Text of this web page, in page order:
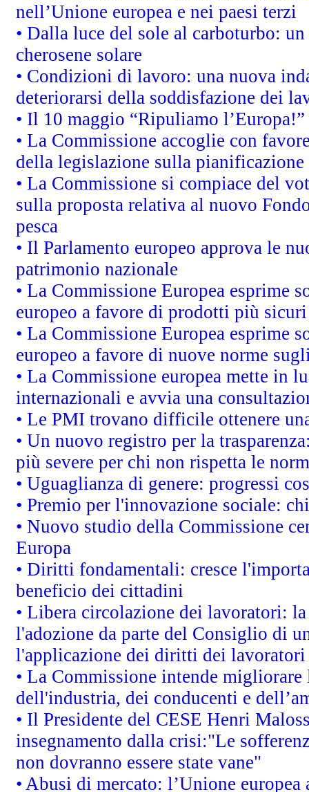
nell’Unione europea e nei paesi terzi
• Dalla luce del sole al carboturbo:
cherosene solare
• Condizioni di lavoro: una nuova
deteriorarsi della soddisfazione dei
• Il 10 maggio “Ripuliamo l’Europa!”
• La Commissione accoglie con
della legislazione sulla
• La Commissione si compiace del
sulla proposta relativa al nuovo
pesca
• Il Parlamento europeo approva le
patrimonio nazionale
• La Commissione Europea esprime
europeo a favore di prodotti più
• La Commissione Europea esprime
europeo a favore di nuove norme
• La Commissione europea mette in
internazionali e avvia una
• Le PMI trovano difficile ottenere
• Un nuovo registro per la
più severe per chi non rispetta le
• Uguaglianza di genere: progressi
• Premio per l'innovazione sociale:
• Nuovo studio della Commissione
Europa
• Diritti fondamentali: cresce
beneficio dei cittadini
• Libera circolazione dei lavoratori:
l'adozione da parte del Consiglio di
l'applicazione dei diritti dei lavoratori
• La Commissione intende
dell'industria, dei conducenti e
• Il Presidente del CESE Henri
insegnamento dalla crisi:"Le
non dovranno essere state vane"
• Abusi di mercato: l’Unione